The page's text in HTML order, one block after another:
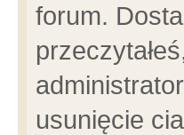
forum.
usunięcie